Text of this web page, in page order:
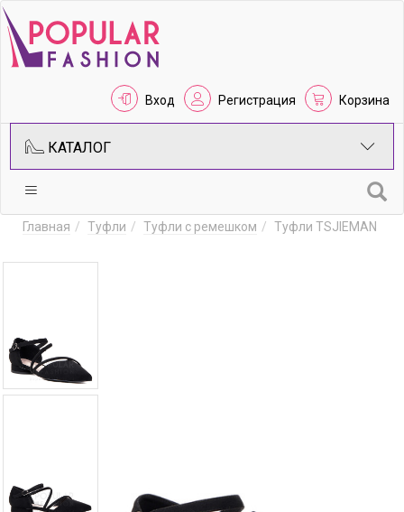
Вход Регистрация Корзина
КАТАЛОГ
Главная Туфли Туфли с ремешком Туфли TSJIEMAN